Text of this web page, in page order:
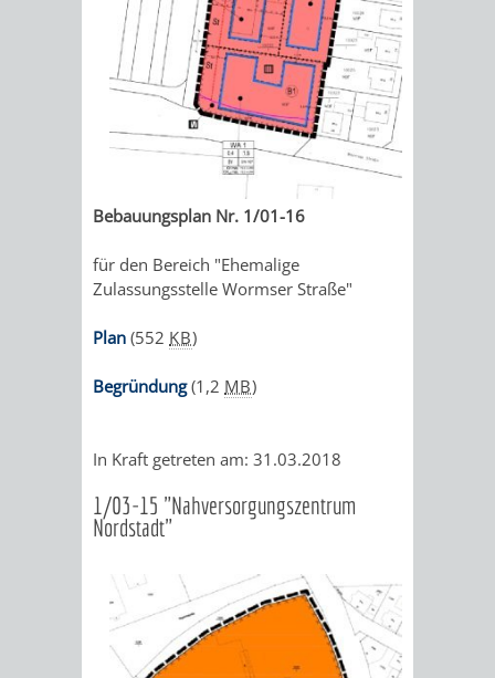
SCHWIMMEN
STRANDBAD
WAIDSEE
TSG
VIKTOR-
WANDERN
WEINHEIMER
ENTWICKLUNG
AKTUELLE
STRASSENBAUMASSNAHMEN OB
ERFLOCKENBACH
NEUBAU
BETRIEBSGEBÄUDE
AKTUELLE
IN
DER
STANDORTPORTRAIT
VERKEHRSANBINDUNG
LAGE
DATEN
/
ZAHLEN
UNTERNEHMEN
/
Bebauungsplan Nr. 1/01-16
für den Bereich "Ehemalige
Zulassungsstelle Wormser Straße"
Plan (552 KB)
Begründung(1,2 MB)
In Kraft getreten am: 31.03.2018
1/03-15 "Nahversorgungszentrum
Nordstadt"